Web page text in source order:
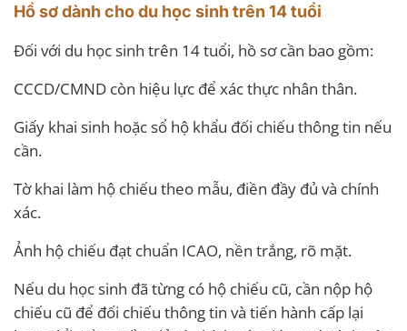
Hồ sơ dành cho du học sinh trên 14 tuổi
Đối với du học sinh trên 14 tuổi, hồ sơ cần bao gồm:
CCCD/CMND còn hiệu lực để xác thực nhân thân.
Giấy khai sinh hoặc sổ hộ khẩu đối chiếu thông tin nếu
cần.
Tờ khai làm hộ chiếu theo mẫu, điền đầy đủ và chính
xác.
Ảnh hộ chiếu đạt chuẩn ICAO, nền trắng, rõ mặt.
Nếu du học sinh đã từng có hộ chiếu cũ, cần nộp hộ
chiếu cũ để đối chiếu thông tin và tiến hành cấp lại